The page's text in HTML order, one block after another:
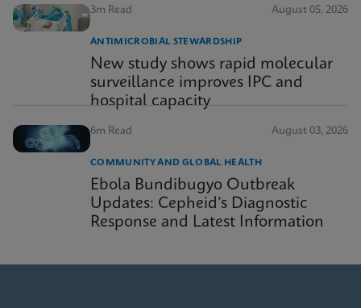
3m Read August 05, 2026
ANTIMICROBIAL STEWARDSHIP
New study shows rapid molecular
surveillance improves IPC and
hospital capacity
6m Read August 03, 2026
COMMUNITY AND GLOBAL HEALTH
Ebola Bundibugyo Outbreak
Updates: Cepheid’s Diagnostic
Response and Latest Information